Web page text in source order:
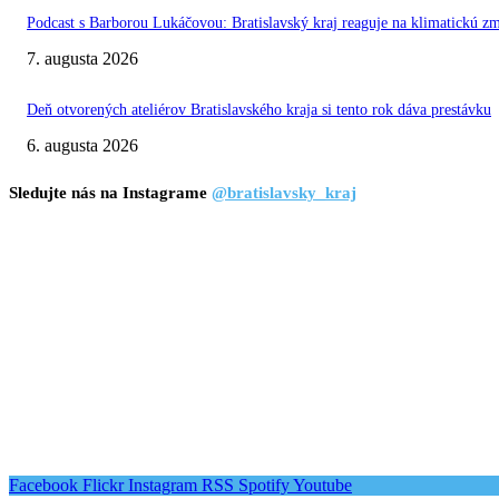
Podcast s Barborou Lukáčovou: Bratislavský kraj reaguje na klimatickú
7. augusta 2026
Deň otvorených ateliérov Bratislavského kraja si tento rok dáva prestávku
6. augusta 2026
Sledujte nás na Instagrame @bratislavsky_kraj
Facebook Flickr Instagram RSS SpotifyYoutube